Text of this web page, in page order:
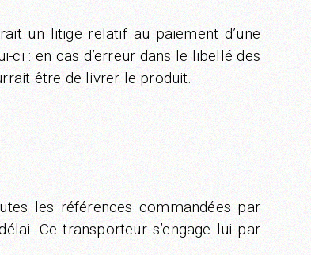
un litige relatif au paiement d’une
: en cas d’erreur dans le libellé des
être de livrer le produit.
les références commandées par
Ce transporteur s’engage lui par